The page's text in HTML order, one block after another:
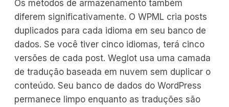
Os métodos de armazenamento também
diferem significativamente. O WPML cria posts
duplicados para cada idioma em seu banco de
dados. Se você tiver cinco idiomas, terá cinco
versões de cada post. Weglot usa uma camada
de tradução baseada em nuvem sem duplicar o
conteúdo. Seu banco de dados do WordPress
permanece limpo enquanto as traduções são